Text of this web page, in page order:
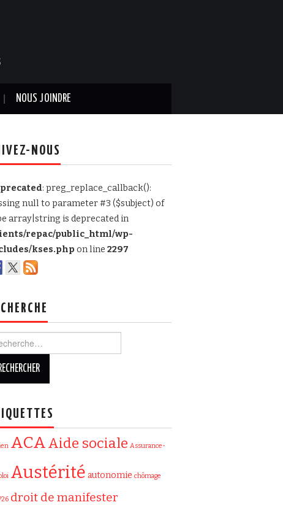
NOUS JOINDRE
NOUS
: preg_replace_callback():
null to parameter #3 ($subject) of
array|string is deprecated in
repac/public_html/wp-
kses.php on line 2297
ACAAide sociale Assurance-
Austérité autonomie chômage
droit de manifester